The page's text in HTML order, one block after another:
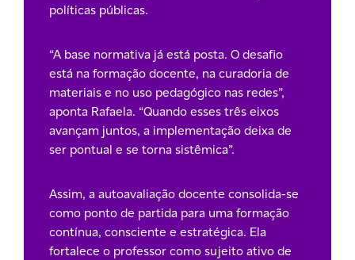
políticas públicas.
“A base normativa já está posta. O desafio
está na formação docente, na curadoria de
materiais e no uso pedagógico nas redes”,
aponta Rafaela. “Quando esses três eixos
avançam juntos, a implementação deixa de
ser pontual e se torna sistêmica”.
Assim, a autoavaliação docente consolida-se
como ponto de partida para uma formação
contínua, consciente e estratégica. Ela
fortalece o professor como sujeito ativo de